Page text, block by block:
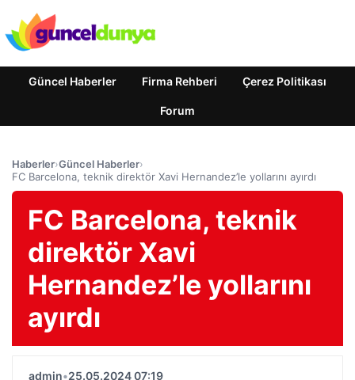
Güncel Haberler Firma Rehberi Çerez Politikası
Forum
Haberler›Güncel Haberler›
FC Barcelona, teknik direktör Xavi Hernandez’le yollarını ayırdı
FC Barcelona, teknik
direktör Xavi
Hernandez’le yollarını
ayırdı
admin•25.05.2024 07:19